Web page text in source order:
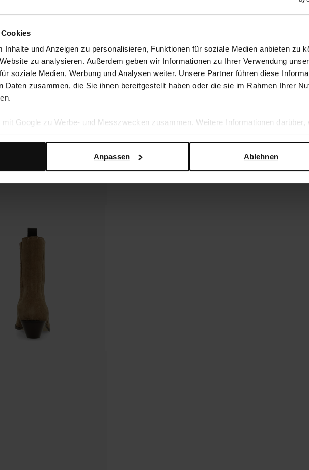
Inhalte und Anzeigen zu personalisieren, Funktionen für soziale Medien anbieten zu
zu analysieren. Außerdem geben wir Informationen zu Ihrer Verwendung
soziale Medien, Werbung und Analysen weiter. Unsere Partner führen diese
Daten zusammen, die Sie ihnen bereitgestellt haben oder die sie im Rahmen Ihrer
Google zu Werbe- und Messzwecken zusammen. Weitere Informationen darüber,
Daten verwendet, finden Sie auf derSeite zur geschäftlichen Sicherheit und
Ablehnen
Anpassen